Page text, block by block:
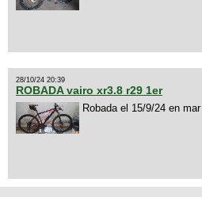
28/10/24 20:39
ROBADA vairo xr3.8 r29 1er
Robada el 15/9/24 en